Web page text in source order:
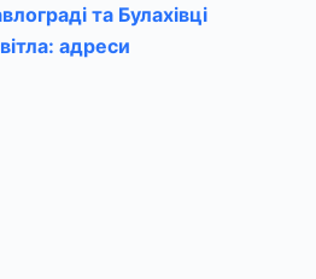
та Булахівці
адреси